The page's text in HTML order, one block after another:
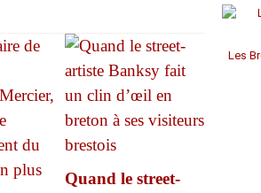
Quand le street-
Avril
Avril
Juin
Avril
Mai
Mai
Juin
Août
Les